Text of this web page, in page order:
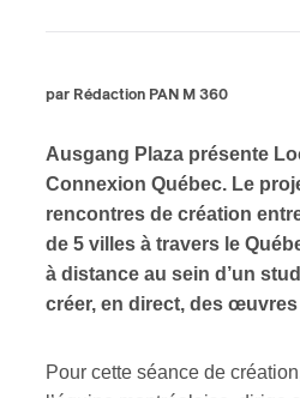
par Rédaction PAN M 360
Ausgang Plaza présente
Connexion Québec. Le
rencontres de création
de 5 villes à travers le
à distance au sein d’un
créer, en direct, des
Pour cette séance de
Infolettre